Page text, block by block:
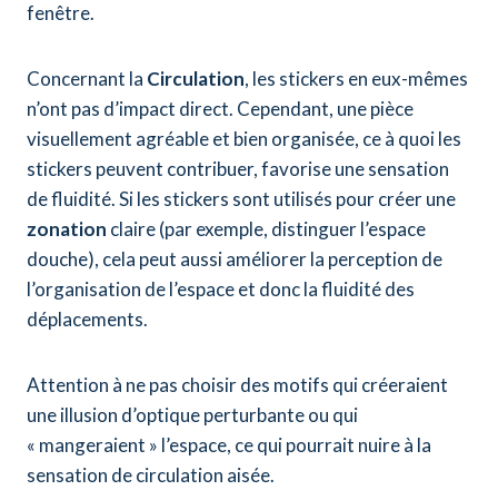
fenêtre.
Concernant la Circulation, les stickers en eux-mêmes
n’ont pas d’impact direct. Cependant, une pièce
visuellement agréable et bien organisée, ce à quoi les
stickers peuvent contribuer, favorise une sensation
de fluidité. Si les stickers sont utilisés pour créer une
zonation claire (par exemple, distinguer l’espace
douche), cela peut aussi améliorer la perception de
l’organisation de l’espace et donc la fluidité des
déplacements.
Attention à ne pas choisir des motifs qui créeraient
une illusion d’optique perturbante ou qui
« mangeraient » l’espace, ce qui pourrait nuire à la
sensation de circulation aisée.